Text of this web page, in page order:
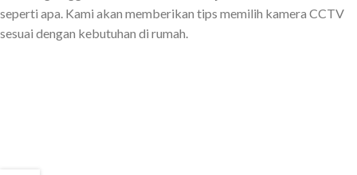
seperti apa. Kami akan memberikan tips memilih kamera CCTV
sesuai dengan kebutuhan di rumah.